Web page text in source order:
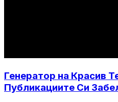
Генератор на Красив
Публикациите Си